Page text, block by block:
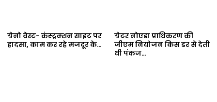
ग्रेनो वेस्ट- कंस्ट्रक्शन साइट पर
हादसा, काम कर रहे मजदूर के…
ग्रेटर नोएडा प्राधिकरण की
जीएम नियोजन किस डर से देती
थी पंकज…